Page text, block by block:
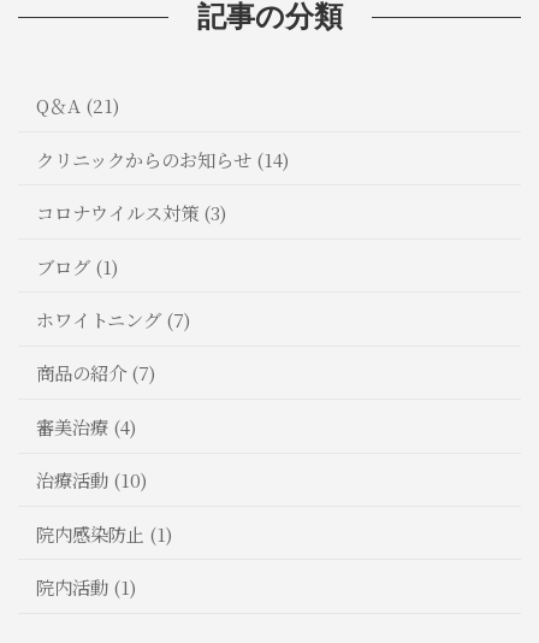
記事の分類
Q＆A (21)
クリニックからのお知らせ (14)
コロナウイルス対策 (3)
ブログ (1)
ホワイトニング (7)
商品の紹介 (7)
審美治療 (4)
治療活動 (10)
院内感染防止 (1)
院内活動 (1)